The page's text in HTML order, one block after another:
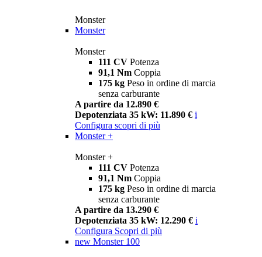
Monster
Monster
Monster
111 CV Potenza
91,1 Nm Coppia
175 kg Peso in ordine di marcia
senza carburante
A partire da 12.890 €
Depotenziata 35 kW: 11.890 € i
Configura scopri di più
Monster +
Monster +
111 CV Potenza
91,1 Nm Coppia
175 kg Peso in ordine di marcia
senza carburante
A partire da 13.290 €
Depotenziata 35 kW: 12.290 € i
Configura Scopri di più
new Monster 100